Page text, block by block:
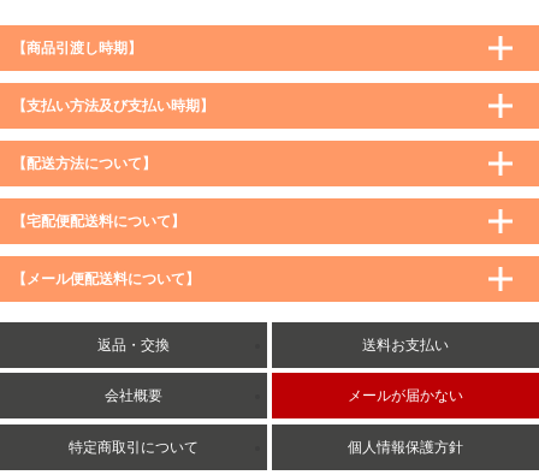
【商品引渡し時期】
【支払い方法及び支払い時期】
【配送方法について】
【宅配便配送料について】
購入価格 ／ 地域 通常 沖縄・離島など一部地域
5,900円（税込）未満
590円（税込）
【メール便配送料について】
5,900円（税込）以上 送料無料
返品・交換 送料お支払い
会社概要 メールが届かない
特定商取引について 個人情報保護方針